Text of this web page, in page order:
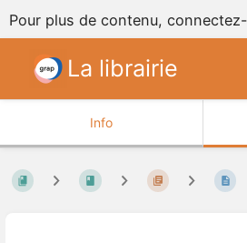
Pour plus de contenu,
La librairie
Info